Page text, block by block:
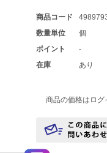
商品コード
数量単位
個
ポイント
-
在庫
あり
商品の価格はログ